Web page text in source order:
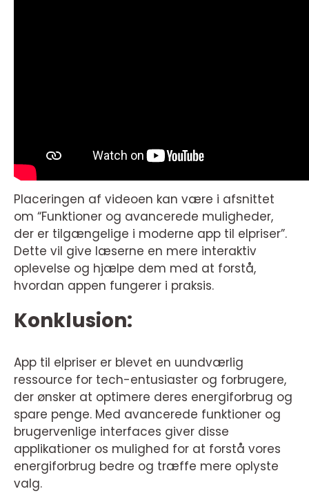
Placeringen af videoen kan være i afsnittet
om “Funktioner og avancerede muligheder,
der er tilgængelige i moderne app til elpriser”.
Dette vil give læserne en mere interaktiv
oplevelse og hjælpe dem med at forstå,
hvordan appen fungerer i praksis.
Konklusion:
App til elpriser er blevet en uundværlig
ressource for tech-entusiaster og forbrugere,
der ønsker at optimere deres energiforbrug og
spare penge. Med avancerede funktioner og
brugervenlige interfaces giver disse
applikationer os mulighed for at forstå vores
energiforbrug bedre og træffe mere oplyste
valg.